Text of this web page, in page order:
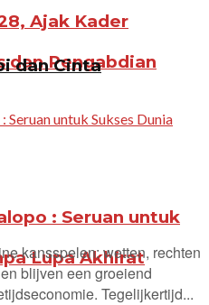
Ajak Kader
dan Pengabdian
: Seruan untuk
Lupa Akhirat
dan Cinta
kansspelen: wetten, rechten
blijven een groeiend
Tegelijkertijd...